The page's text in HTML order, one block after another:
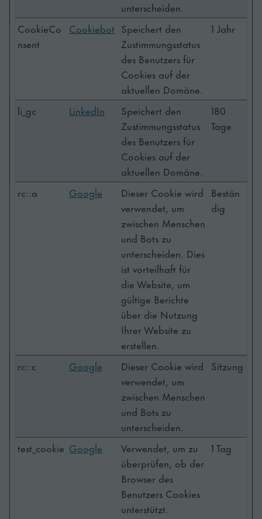
unterscheiden.
CookieCo
nsent
Cookiebot Speichert den
Zustimmungsstatus
des Benutzers für
Cookies auf der
aktuellen Domäne.
1 Jahr
li_gc LinkedIn
Speichert den
Zustimmungsstatus
des Benutzers für
Cookies auf der
aktuellen Domäne.
180
Tage
rc::a Google
Dieser Cookie wird
verwendet, um
zwischen Menschen
und Bots zu
unterscheiden. Dies
ist vorteilhaft für
die Website, um
gültige Berichte
über die Nutzung
Ihrer Website zu
erstellen.
Bestän
dig
rc::c Google
Dieser Cookie wird
verwendet, um
zwischen Menschen
und Bots zu
unterscheiden.
Sitzung
test_cookie Google
Verwendet, um zu
überprüfen, ob der
Browser des
Benutzers Cookies
unterstützt.
1 Tag